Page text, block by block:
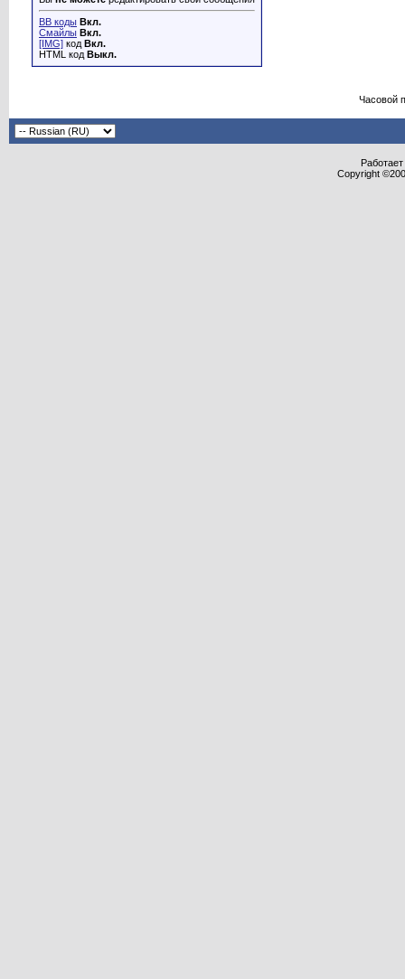
BB коды Вкл.
Смайлы Вкл.
[IMG] код Вкл.
HTML код Выкл.
Часовой
Copyright